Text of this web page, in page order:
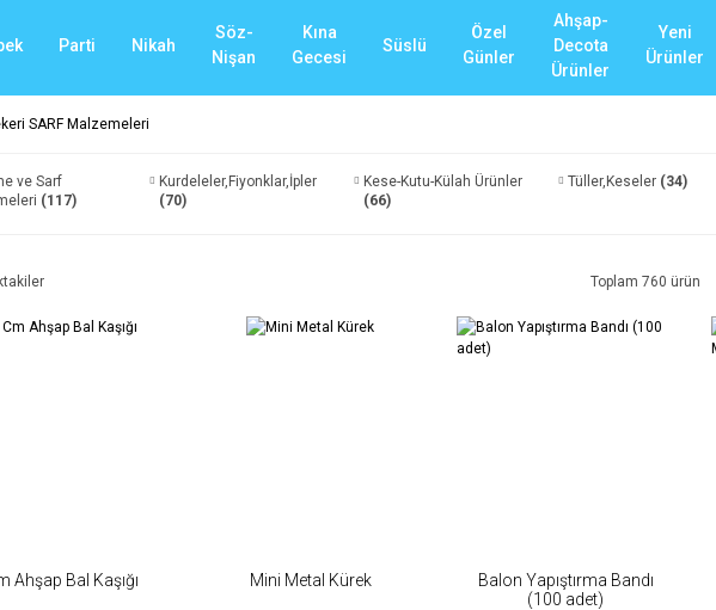
Parti Nikah
Söz-
Nişan
Kına
Gecesi
Süslü
Özel
Günler
Ahşap-
Decota
Ürünler
Yeni
Ürünler
SARF Malzemeleri
ve Sarf
(117)
Kurdeleler,Fiyonklar,İpler
(70)
Kese-Kutu-Külah Ürünler
(66)
Tüller,Keseler (34)
Toplam 760 ürün
Ahşap Bal Kaşığı Mini Metal Kürek
Balon Yapıştırma Bandı
(100 adet)